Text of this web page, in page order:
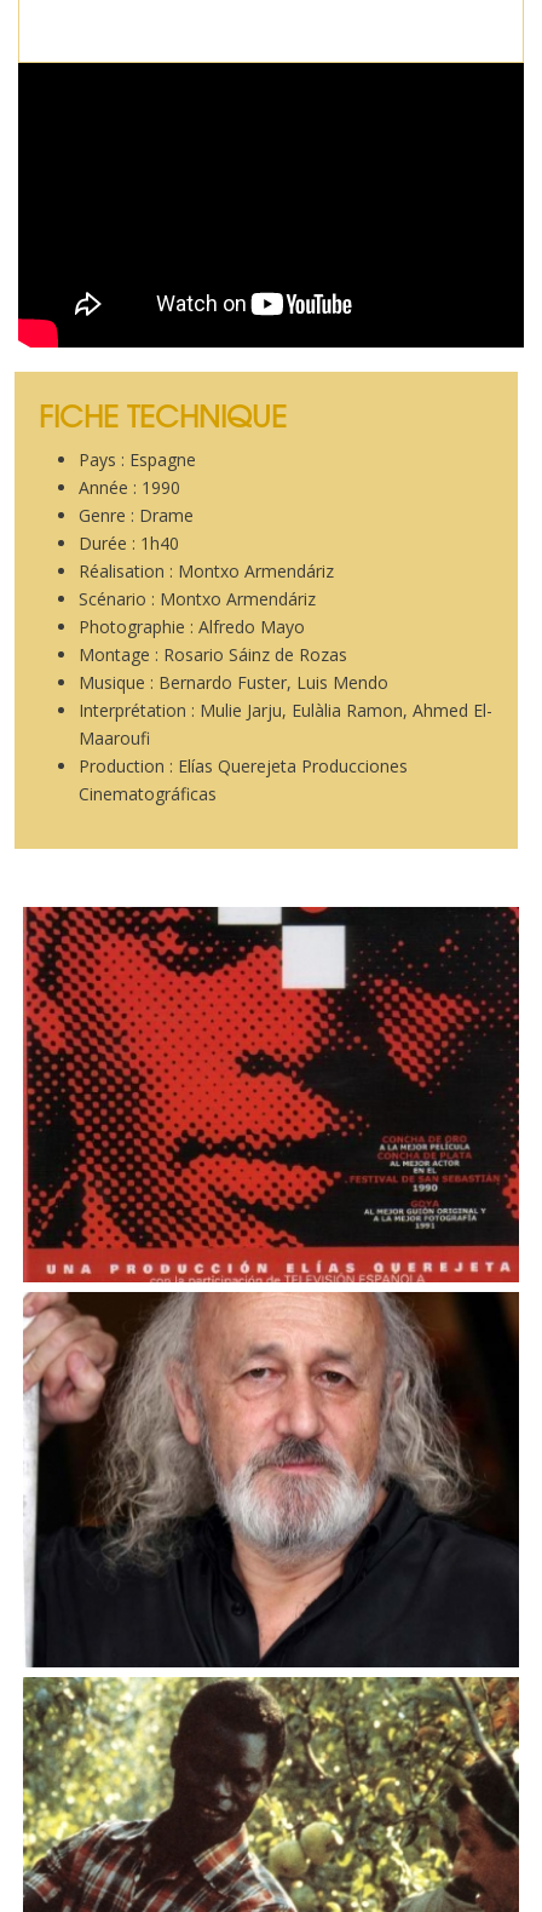
FICHE TECHNIQUE
Pays : Espagne
Année : 1990
Genre : Drame
Durée : 1h40
Réalisation : Montxo Armendáriz
Scénario : Montxo Armendáriz
Photographie : Alfredo Mayo
Montage : Rosario Sáinz de Rozas
Musique : Bernardo Fuster, Luis Mendo
Interprétation : Mulie Jarju, Eulàlia Ramon, Ahmed El-
Maaroufi
Production : Elías Querejeta Producciones
Cinematográficas